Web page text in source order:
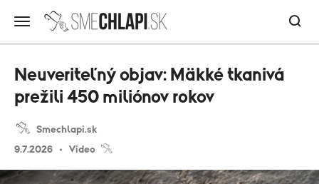
Smechlapi.sk
9.7.2026
Video
Neuveriteľný objav: Mäkké tkanivá
prežili 450 miliónov rokov